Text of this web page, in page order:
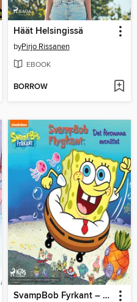
Häät Helsingissä
byPirjo Rissanen
EBOOK
BORROW
SvampBob Fyrkant – SvampBob Flygkant